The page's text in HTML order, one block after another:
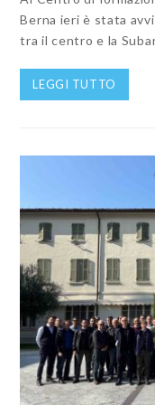
Berna ieri è stata
tra il centro e la
LEGGI TUTTO